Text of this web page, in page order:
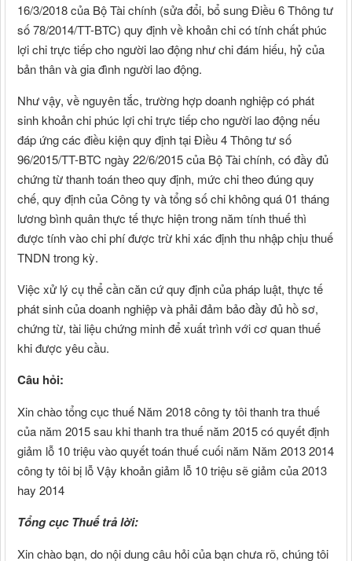
16/3/2018 của Bộ Tài chính (sửa đổi, bổ sung Điều 6 Thông tư
số 78/2014/TT-BTC) quy định về khoản chi có tính chất phúc
lợi chi trực tiếp cho người lao động như chi đám hiếu, hỷ của
bản thân và gia đình người lao động.
Như vậy, về nguyên tắc, trường hợp doanh nghiệp có phát
sinh khoản chi phúc lợi chi trực tiếp cho người lao động nếu
đáp ứng các điều kiện quy định tại Điều 4 Thông tư số
96/2015/TT-BTC ngày 22/6/2015 của Bộ Tài chính, có đầy đủ
chứng từ thanh toán theo quy định, mức chi theo đúng quy
chế, quy định của Công ty và tổng số chi không quá 01 tháng
lương bình quân thực tế thực hiện trong năm tính thuế thì
được tính vào chi phí được trừ khi xác định thu nhập chịu thuế
TNDN trong kỳ.
Việc xử lý cụ thể cần căn cứ quy định của pháp luật, thực tế
phát sinh của doanh nghiệp và phải đảm bảo đầy đủ hồ sơ,
chứng từ, tài liệu chứng minh để xuất trình với cơ quan thuế
khi được yêu cầu.
Câu hỏi:
Xin chào tổng cục thuế Năm 2018 công ty tôi thanh tra thuế
của năm 2015 sau khi thanh tra thuế năm 2015 có quyết định
giảm lỗ 10 triệu vào quyết toán thuế cuối năm Năm 2013 2014
công ty tôi bị lỗ Vậy khoản giảm lỗ 10 triệu sẽ giảm của 2013
hay 2014
Tổng cục Thuế trả lời:
Xin chào bạn, do nội dung câu hỏi của bạn chưa rõ, chúng tôi